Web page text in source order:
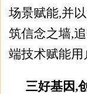
场景赋能,并
筑信念之墙,
端技术赋能
三好基因,